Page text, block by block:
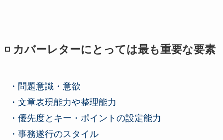
◽️ カバーレターにとっては最も重要な要素
・問題意識・意欲
・文章表現能力や整理能力
・優先度とキー・ポイントの設定能力
・事務遂行のスタイル